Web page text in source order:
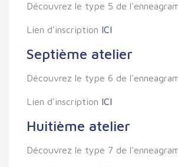
Découvrez le type 5 de
Lien d'inscription ICI
Septième atelier
Découvrez le type 6 de
Lien d'inscription ICI
Huitième atelier
Découvrez le type 7 de